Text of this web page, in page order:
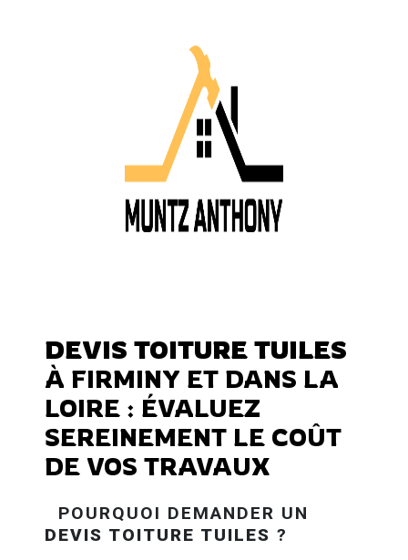
DEVIS TOITURE TUILES
À FIRMINY ET DANS LA
LOIRE : ÉVALUEZ
SEREINEMENT LE COÛT
DE VOS TRAVAUX
POURQUOI DEMANDER UN
DEVIS TOITURE TUILES ?